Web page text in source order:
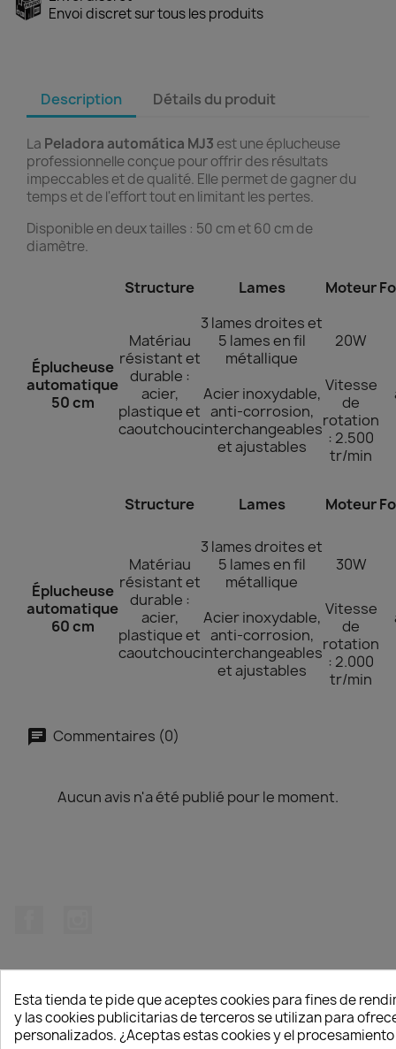
Envoi discret sur tous les produits
Description Détails du produit
La Peladora automática MJ3 est une éplucheuse
professionnelle conçue pour offrir des résultats
impeccables et de qualité. Elle permet de gagner du
temps et de l'effort tout en limitant les pertes.
Disponible en deux tailles : 50 cm et 60 cm de
diamètre.
Structure Lames Moteur
Éplucheuse
automatique
50 cm
Matériau
résistant et
durable :
acier,
plastique et
caoutchouc
3 lames droites et
5 lames en fil
métallique
20W
Acier inoxydable,
anti-corrosion,
interchangeables
et ajustables
Vitesse
de
rotation
: 2.500
tr/min
Structure Lames Moteur
Éplucheuse
automatique
60 cm
Matériau
résistant et
durable :
acier,
plastique et
caoutchouc
3 lames droites et
5 lames en fil
métallique
30W
Acier inoxydable,
anti-corrosion,
interchangeables
et ajustables
Vitesse
de
rotation
: 2.000
tr/min
Commentaires (0)
Aucun avis n'a été publié pour le moment.
PRODUITS 
Esta tienda te pide que aceptes cookies para fines de
y las cookies publicitarias de terceros se utilizan para
personalizados. ¿Aceptas estas cookies y el